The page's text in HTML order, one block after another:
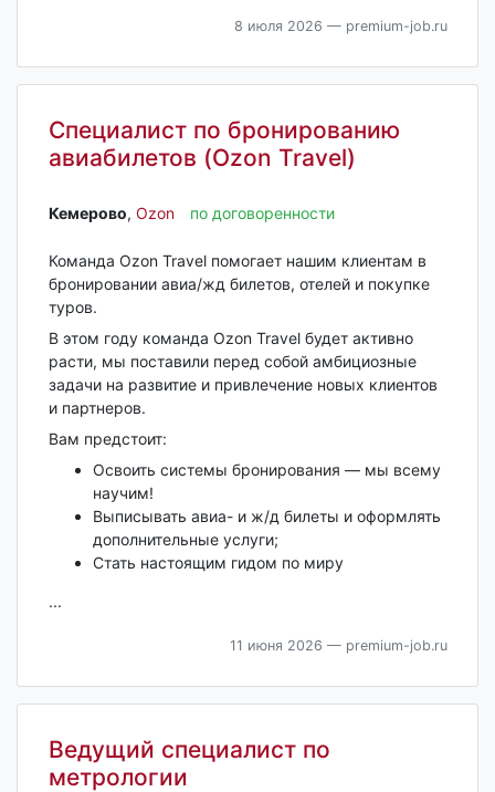
8 июля 2026 — premium-job.ru
Специалист по бронированию
авиабилетов (Ozon Travel)
Кемерово‎, Ozon по договоренности
Команда Ozon Travel помогает нашим клиентам в
бронировании авиа/жд билетов, отелей и покупке
туров.
В этом году команда Ozon Travel будет активно
расти, мы поставили перед собой амбициозные
задачи на развитие и привлечение новых клиентов
и партнеров.
Вам предстоит:
Освоить системы бронирования — мы всему
научим!
Выписывать авиа- и ж/д билеты и оформлять
дополнительные услуги;
Стать настоящим гидом по миру
...
11 июня 2026 — premium-job.ru
Ведущий специалист по
метрологии